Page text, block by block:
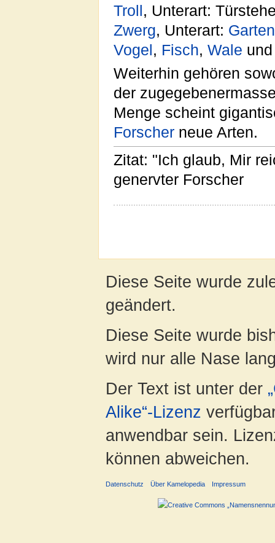
Troll, Unterart:
Zwerg, Unterart:
Vogel, Fisch, Wale
Weiterhin gehören
der
Menge scheint
Forscher neue Arten.
Zitat: "Ich glaub, Mir
genervter Forscher
Diese Seite wurde
geändert.
Diese Seite wurde
wird nur alle Nase
Der Text ist unter der
Alike“-Lizenz
anwendbar sein.
können abweichen.
Datenschutz Über Kamelopedia Impressum